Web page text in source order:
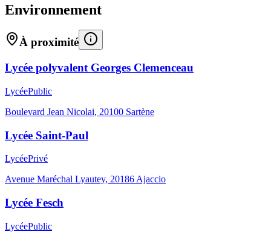
Environnement
À proximité
Lycée polyvalent Georges Clemenceau
LycéePublic
Boulevard Jean Nicolai, 20100 Sartène
Lycée Saint-Paul
LycéePrivé
Avenue Maréchal Lyautey, 20186 Ajaccio
Lycée Fesch
LycéePublic